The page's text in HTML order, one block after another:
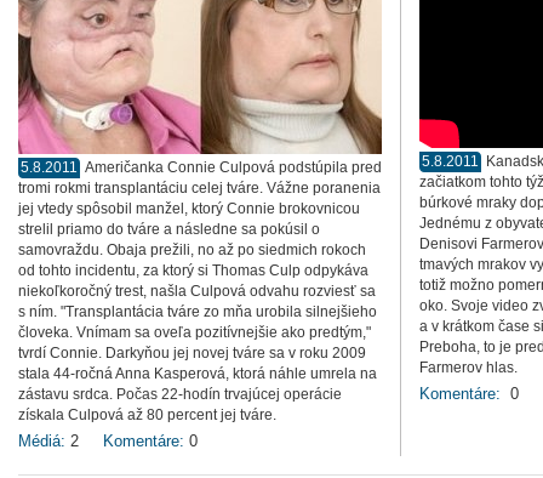
5.8.2011 Američanka Connie Culpová podstúpila pred
tromi rokmi transplantáciu celej tváre. Vážne poranenia
jej vtedy spôsobil manžel, ktorý Connie brokovnicou
strelil priamo do tváre a následne sa pokúsil o
samovraždu. Obaja prežili, no až po siedmich rokoch
od tohto incidentu, za ktorý si Thomas Culp odpykáva
niekoľkoročný trest, našla Culpová odvahu rozviesť sa
s ním. "Transplantácia tváre zo mňa urobila silnejšieho
človeka. Vnímam sa oveľa pozitívnejšie ako predtým,"
tvrdí Connie. Darkyňou jej novej tváre sa v roku 2009
stala 44-ročná Anna Kasperová, ktorá náhle umrela na
zástavu srdca. Počas 22-hodín trvajúcej operácie
získala Culpová až 80 percent jej tváre.
Médiá: 2 Komentáre: 0
5.8.2011
začiatkom tohto
búrkové mraky
Jednému z
Denisovi
tmavých mrakov
totiž možno
oko. Svoje video
a v krátkom čase
Preboha, to je
Farmerov hlas.
Komentáre: 0